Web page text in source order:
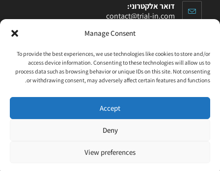
Manage Consent
To provide the best experiences, we use technologies like cookies to store and/or
access device information. Consenting to these technologies will allow us to
process data such as browsing behavior or unique IDs on this site. Not consenting
or withdrawing consent, may adversely affect certain features and functions.
Accept
Deny
View preferences
דואר אלקטרוני:
contact@trial-in.com
עקבו אחרינו בפייסבוק
Click to accept marketing cookies and enable